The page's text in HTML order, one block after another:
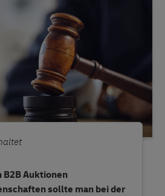
B2B Auktionen
sollte man bei der